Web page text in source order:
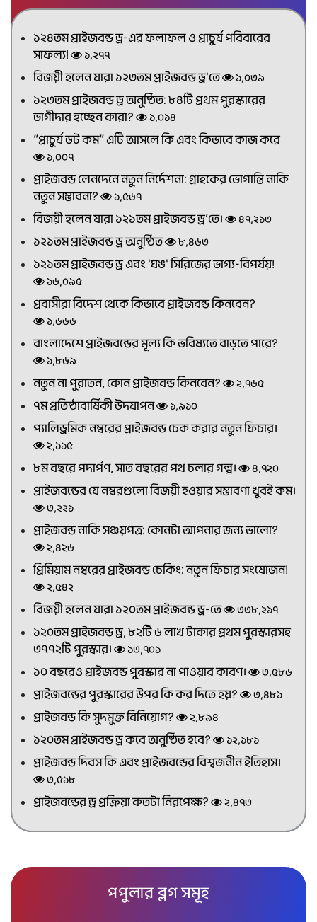
১২৪তম প্রাইজবন্ড ড্র-এর ফলাফল ও প্রাচুর্য পরিবারের
সাফল্য!
১,২৭৭
বিজয়ী হলেন যারা ১২৩তম প্রাইজবন্ড ড্র'তে ১,০৩৯
১২৩তম প্রাইজবন্ড ড্র অনুষ্ঠিত: ৮৪টি প্রথম পুরস্কারের
ভাগীদার হচ্ছেন কারা?
১,০১৪
“প্রাচুর্য ডট কম” এটি আসলে কি এবং কিভাবে কাজ করে
১,০০৭
প্রাইজবন্ড লেনদেনে নতুন নির্দেশনা: গ্রাহকের ভোগান্তি নাকি
নতুন সম্ভাবনা?
১,৫৬৭
বিজয়ী হলেন যারা ১২১তম প্রাইজবন্ড ড্র’তে। ৪৭,২১৩
১২১তম প্রাইজবন্ড ড্র অনুষ্ঠিত ৮,৪৬৩
১২১তম প্রাইজবন্ড ড্র এবং 'ঘঙ' সিরিজের ভাগ্য-বিপর্যয়!
১৬,০৯৫
প্রবাসীরা বিদেশ থেকে কিভাবে প্রাইজবন্ড কিনবেন?
১,৬৬৬
বাংলাদেশে প্রাইজবন্ডের মূল্য কি ভবিষ্যতে বাড়তে পারে?
১,৮৬৯
নতুন না পুরাতন, কোন প্রাইজবন্ড কিনবেন? ২,৭৬৫
৭ম প্রতিষ্ঠাবার্ষিকী উদযাপন ১,৯১০
প্যালিড্রমিক নম্বরের প্রাইজবন্ড চেক করার নতুন ফিচার।
২,১১৫
৮ম বছরে পদার্পণ, সাত বছরের পথ চলার গল্প। ৪,৭২০
প্রাইজবন্ডের যে নম্বরগুলো বিজয়ী হওয়ার সম্ভাবণা খুবই কম।
৩,২২১
প্রাইজবন্ড নাকি সঞ্চয়পত্র: কোনটা আপনার জন্য ভালো?
২,৪২৬
প্রিমিয়াম নম্বরের প্রাইজবন্ড চেকিং: নতুন ফিচার সংযোজন!
২,৫৪২
বিজয়ী হলেন যারা ১২০তম প্রাইজবন্ড ড্র-তে ৩৩৮,২১৭
১২০তম প্রাইজবন্ড ড্র, ৮২টি ৬ লাখ টাকার প্রথম পুরস্কারসহ
৩৭৭২টি পুরস্কার।
১৩,৭০১
১০ বছরেও প্রাইজবন্ড পুরস্কার না পাওয়ার কারণ। ৩,৫৮৬
প্রাইজবন্ডের পুরস্কারের উপর কি কর দিতে হয়? ৩,৪৮১
প্রাইজবন্ড কি সুদমুক্ত বিনিয়োগ? ২,৮৯৪
১২০তম প্রাইজবন্ড ড্র কবে অনুষ্ঠিত হবে? ১২,১৮১
প্রাইজবন্ড দিবস কি এবং প্রাইজবন্ডের বিশ্বজনীন ইতিহাস।
৩,৫১৮
প্রাইজবন্ডের ড্র প্রক্রিয়া কতটা নিরপেক্ষ? ২,৪৭৩
পপুলার ব্লগ সমূহ